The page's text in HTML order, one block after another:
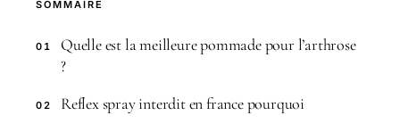
SOMMAIRE
01
Quelle est la meilleure pommade pour l’arthrose
?
02 Reflex spray interdit en france pourquoi